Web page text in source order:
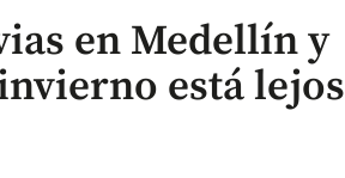
en Medellín y
está lejos